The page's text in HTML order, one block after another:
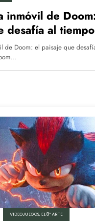
inmóvil de
desafía al tiempo
de Doom: el paisaje que
VIDEOJUEGOS, EL 8º ARTE